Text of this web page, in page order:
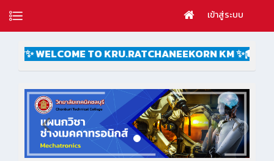
เข้าสู่ระบบ
🎓✨ WELCOME TO KRU.RATCHANEEKORN KM ✨🎓